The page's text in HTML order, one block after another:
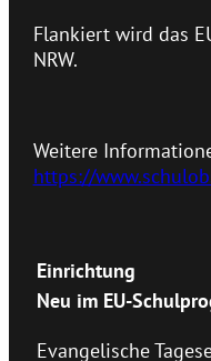
Flankiert wird das
NRW.
Weitere
https://
Einrichtung
Neu im EU-
Evangelische